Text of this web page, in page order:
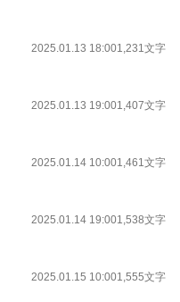
2025.01.13 18:001,231文字
2025.01.13 19:001,407文字
2025.01.14 10:001,461文字
2025.01.14 19:001,538文字
2025.01.15 10:001,555文字